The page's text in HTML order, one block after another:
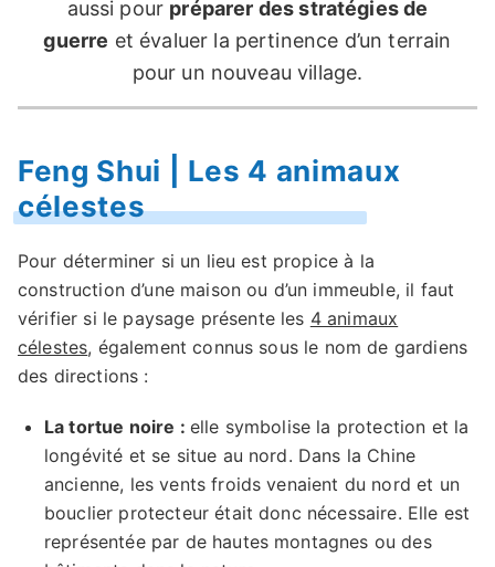
aussi pour préparer des stratégies de
guerre et évaluer la pertinence d’un terrain
pour un nouveau village.
Feng Shui | Les 4 animaux
célestes
Pour déterminer si un lieu est propice à la
construction d’une maison ou d’un immeuble, il faut
vérifier si le paysage présente les 4 animaux
célestes, également connus sous le nom de gardiens
des directions :
La tortue noire : elle symbolise la protection et la
longévité et se situe au nord. Dans la Chine
ancienne, les vents froids venaient du nord et un
bouclier protecteur était donc nécessaire. Elle est
représentée par de hautes montagnes ou des